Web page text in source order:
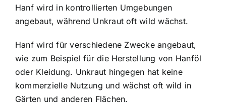
Hanf wird in kontrollierten Umgebungen
angebaut, während Unkraut oft wild wächst.
Hanf wird für verschiedene Zwecke angebaut,
wie zum Beispiel für die Herstellung von Hanföl
oder Kleidung. Unkraut hingegen hat keine
kommerzielle Nutzung und wächst oft wild in
Gärten und anderen Flächen.